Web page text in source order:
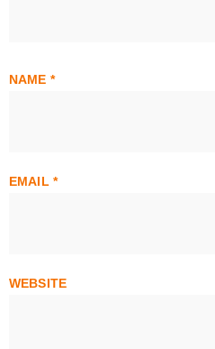
NAME *
EMAIL *
WEBSITE